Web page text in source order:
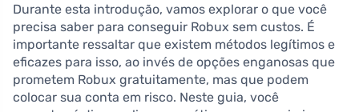
Durante esta introdução, vamos explorar o que você
precisa saber para conseguir Robux sem custos. É
importante ressaltar que existem métodos legítimos e
eficazes para isso, ao invés de opções enganosas que
prometem Robux gratuitamente, mas que podem
colocar sua conta em risco. Neste guia, você